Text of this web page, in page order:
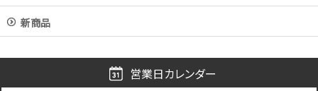
新商品
営業日カレンダー